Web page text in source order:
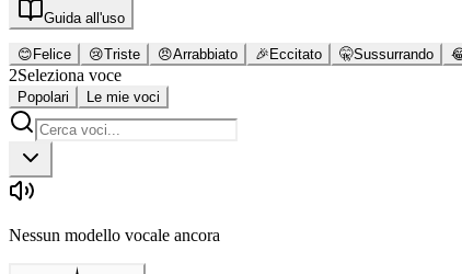
Guida all'uso
😊 Felice 😢Triste 😠Arrabbiato 🎉 Eccitato 🤫Sussurrando
2Seleziona voce
Popolari Le mie voci
Nessun modello vocale ancora